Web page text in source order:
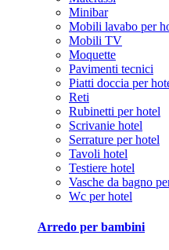
Minibar
Mobili lavabo per
Mobili TV
Moquette
Pavimenti tecnici
Piatti doccia per
Reti
Rubinetti per hotel
Scrivanie hotel
Serrature per hotel
Tavoli hotel
Testiere hotel
Vasche da bagno
Wc per hotel
Arredo per bambini